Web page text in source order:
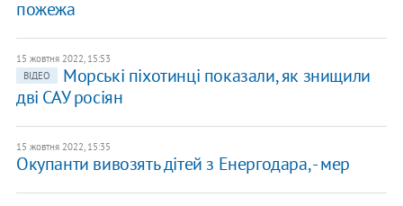
пожежа
15 жовтня 2022, 15:53
ВІДЕО
Морські піхотинці показали, як знищили
дві САУ росіян
15 жовтня 2022, 15:35
Окупанти вивозять дітей з Енергодара, - мер